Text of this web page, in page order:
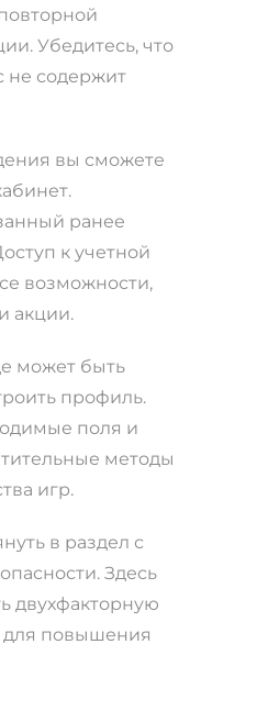
Убедитесь, что
не содержит
вы сможете
ранее
к учетной
возможности,
акции.
может быть
профиль.
поля и
методы
игр.
в раздел с
Здесь
двухфакторную
для повышения